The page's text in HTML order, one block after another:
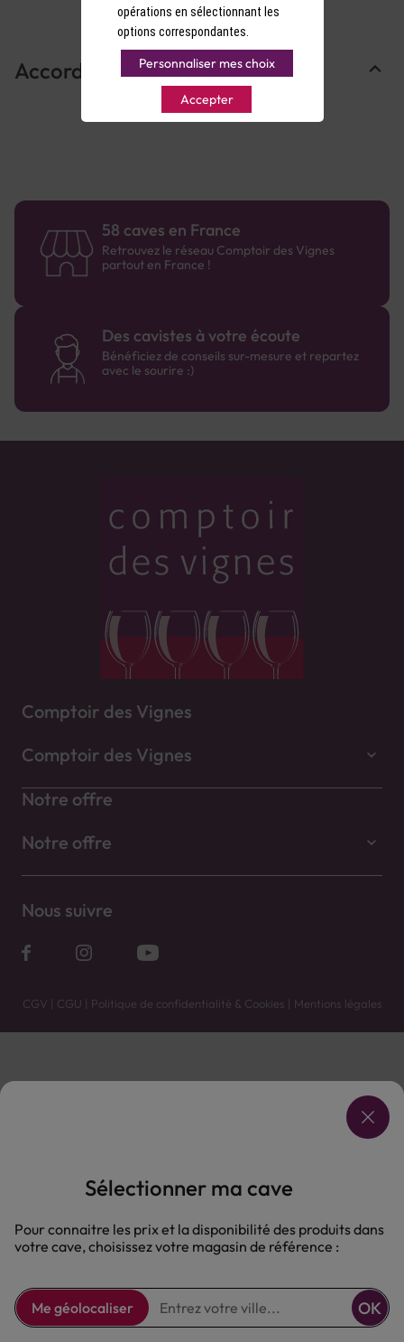
Accords Mets & Vins
58 caves en France
Retrouvez le réseau Comptoir des Vignes
partout en France !
Des cavistes à votre écoute
Bénéficiez de conseils sur-mesure et repartez
avec le sourire :)
Comptoir des Vignes
Comptoir des Vignes
Notre offre
Notre offre
Nous suivre
CGV | CGU | Politique de confidentialité & Cookies | Mentions légales
Vente uniquement en caves. Contactez votre caviste pour plus de renseignements.
L'ABUS D'ALCOOL EST DANGEREUX POUR LA SANTÉ, À CONSOMMER AVEC MODÉRATION.
Sélectionner ma cave
Pour connaitre les prix et la disponibilité des produits dans
votre cave, choisissez votre magasin de référence :
Me géolocaliser OK
opérations en sélectionnant les
options correspondantes.
Personnaliser mes choix
Accepter